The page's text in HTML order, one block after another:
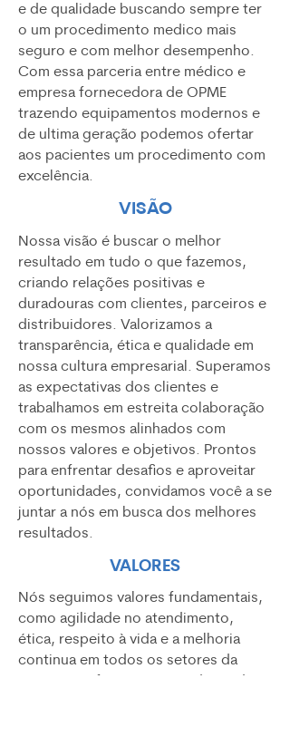
e de qualidade buscando sempre ter
o um procedimento medico mais
seguro e com melhor desempenho.
Com essa parceria entre médico e
empresa fornecedora de OPME
trazendo equipamentos modernos e
de ultima geração podemos ofertar
aos pacientes um procedimento com
excelência.
VISÃO
Nossa visão é buscar o melhor
resultado em tudo o que fazemos,
criando relações positivas e
duradouras com clientes, parceiros e
distribuidores. Valorizamos a
transparência, ética e qualidade em
nossa cultura empresarial. Superamos
as expectativas dos clientes e
trabalhamos em estreita colaboração
com os mesmos alinhados com
nossos valores e objetivos. Prontos
para enfrentar desafios e aproveitar
oportunidades, convidamos você a se
juntar a nós em busca dos melhores
resultados.
VALORES
Nós seguimos valores fundamentais,
como agilidade no atendimento,
ética, respeito à vida e a melhoria
continua em todos os setores da